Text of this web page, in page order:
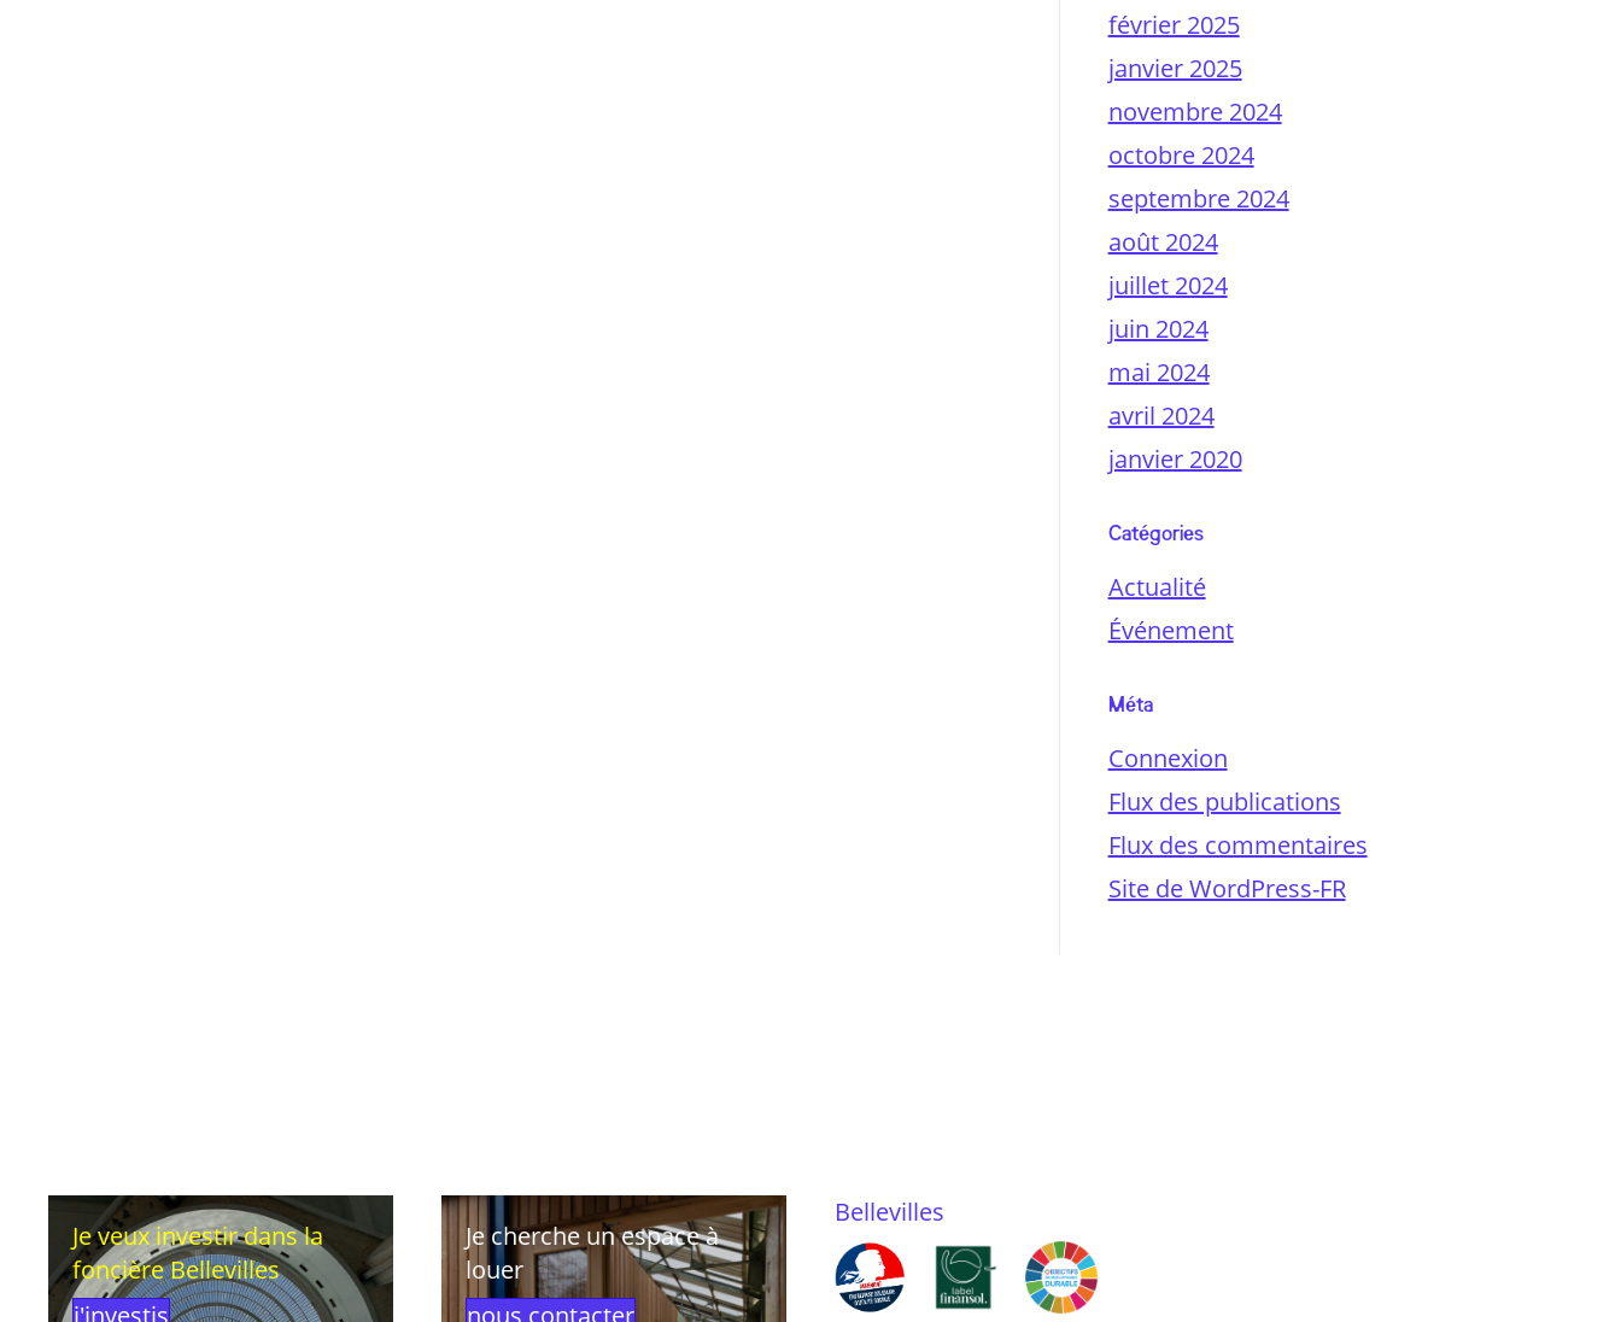
février 2025
janvier 2025
novembre 2024
octobre 2024
septembre 2024
août 2024
juillet 2024
juin 2024
mai 2024
avril 2024
janvier 2020
Catégories
Actualité
Événement
Méta
Connexion
Flux des publications
Flux des commentaires
Site de WordPress-FR
Je veux investir dans la
foncière Bellevilles
Je cherche un espace à
louer
Bellevilles